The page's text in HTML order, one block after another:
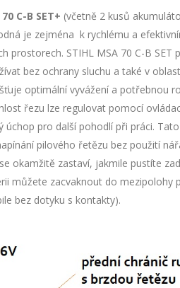
C-B SET+ (včetně 2 kusů
je zejména k rychlému a
STIHL MSA 70 C-B SET
bez ochrany sluchu a také v
optimální vyvážení a potřebnou
řezu lze regulovat pomocí
pro další pohodlí při práci.
pilového řetězu bez použití
okamžitě zastaví, jakmile pustíte
můžete zacvaknout do mezipolohy
bez dotyku s kontakty).